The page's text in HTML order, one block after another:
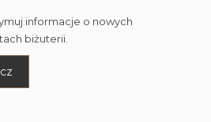
informacje o nowych
biżuterii.